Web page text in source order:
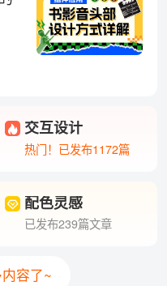
交互设计
热门！已发布1172篇
配色灵感
已发布239篇文章
容了~